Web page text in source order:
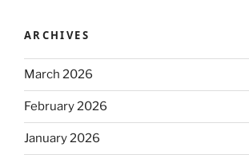
ARCHIVES
March 2026
February 2026
January 2026